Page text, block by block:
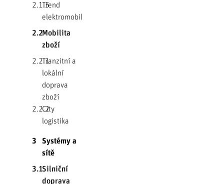
2.1.5Trend
elektromobility
2.2Mobilita
zboží
2.2.1Tranzitní a
lokální
doprava
zboží
2.2.2
City
logistika
3
Systémy a
sítě
3.1Silniční
doprava